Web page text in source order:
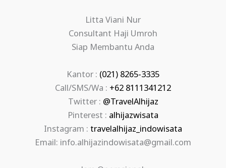
Litta Viani Nur
Consultant Haji Umroh
Siap Membantu Anda
Kantor : (021) 8265-3335
Call/SMS/Wa : +62 8111341212
Twitter : @TravelAlhijaz
Pinterest : alhijazwisata
Instagram : travelalhijaz_indowisata
Email: info.alhijazindowisata@gmail.com